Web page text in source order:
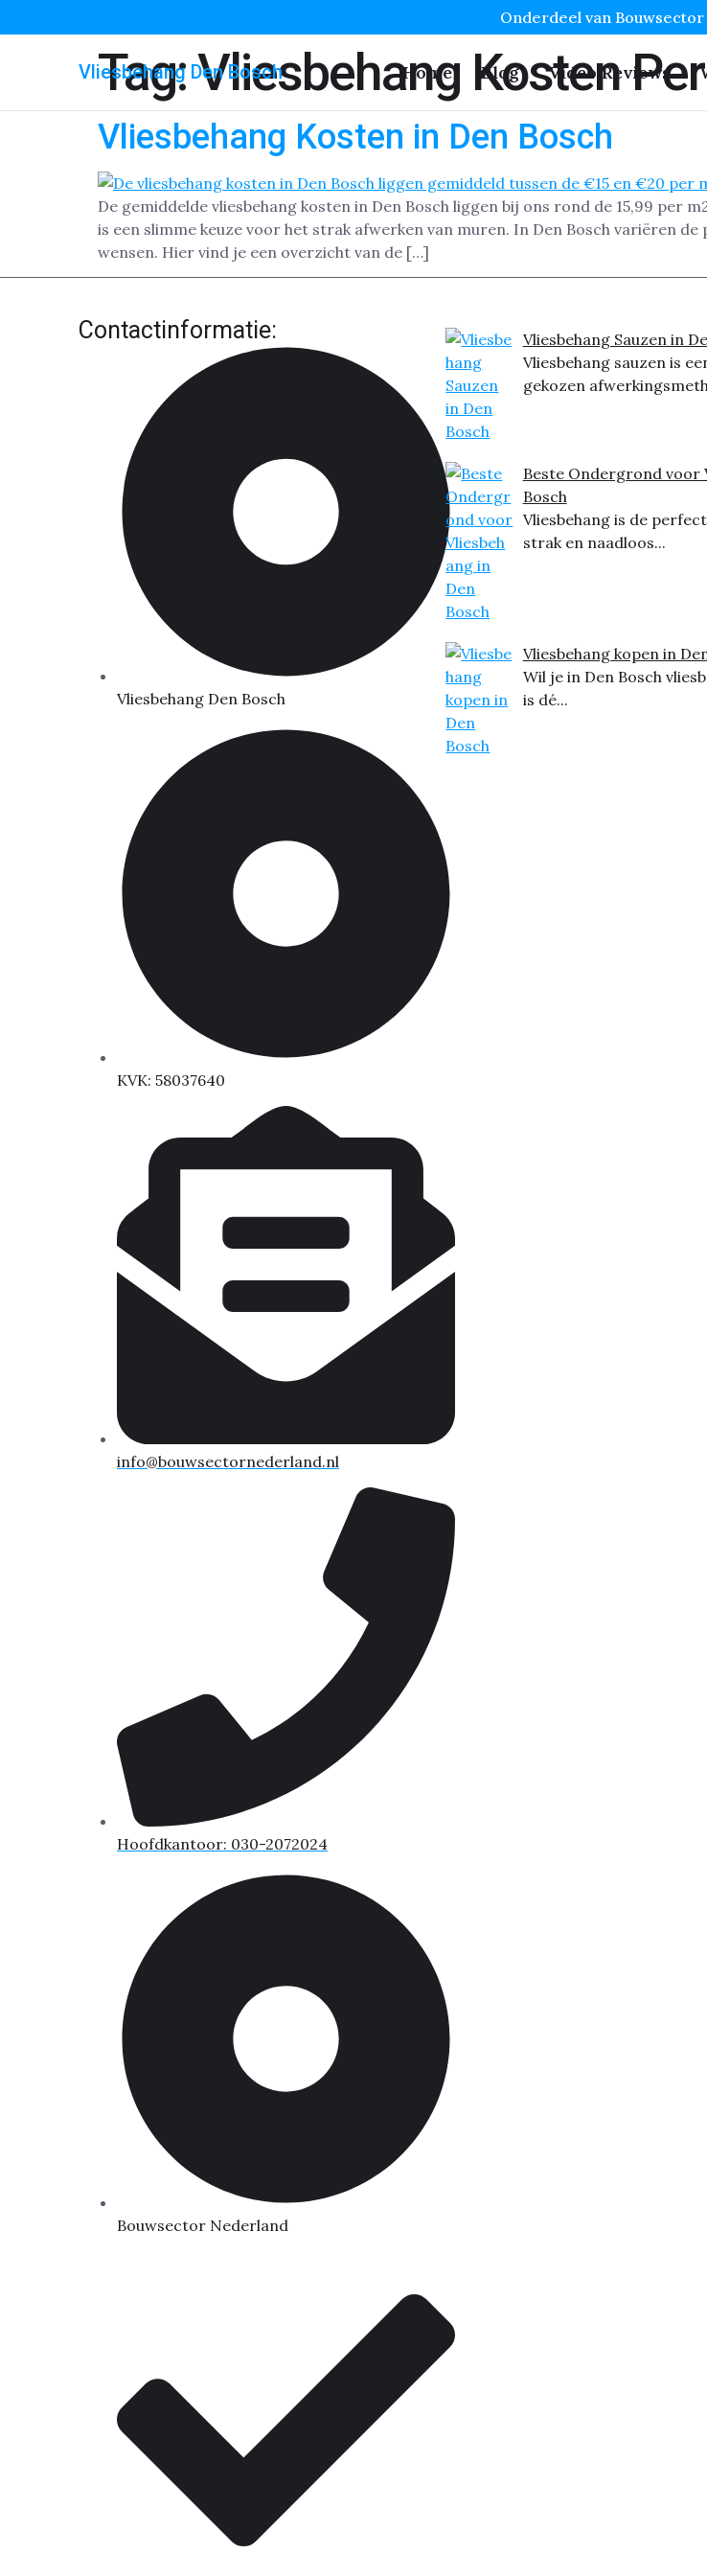
Onderdeel van
Vliesbehang Den Bosch Home Blog Video Reviews
Tag:Vliesbehang Kosten
Vliesbehang Kosten in Den Bosch
De gemiddelde vliesbehang kosten in Den Bosch liggen bij ons rond de 15,99 per
is een slimme keuze voor het strak afwerken van muren. In Den Bosch variëren
wensen. Hier vind je een overzicht van de […]
Contactinformatie:
Vliesbehang Den Bosch
KVK: 58037640
info@bouwsectornederland.nl
Hoofdkantoor: 030-2072024
Bouwsector Nederland
Vliesbehang Sauzen in
Vliesbehang sauzen is
gekozen
Beste Ondergrond voor
Bosch
Vliesbehang is de
strak en naadloos...
Vliesbehang kopen in
Wil je in Den Bosch
is dé...